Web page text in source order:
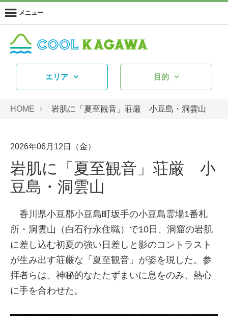
メニュー
エリア 目的
HOME 岩肌に「夏至観音」荘厳 小豆島・洞雲山
2026年06月12日（金）
岩肌に「夏至観音」荘厳 小
豆島・洞雲山
香川県小豆郡小豆島町坂手の小豆島霊場1番札
所・洞雲山（白石行永住職）で10日、洞窟の岩肌
に差し込む初夏の強い日差しと影のコントラスト
が生み出す荘厳な「夏至観音」が姿を現した。参
拝者らは、神秘的なたたずまいに息をのみ、熱心
に手を合わせた。